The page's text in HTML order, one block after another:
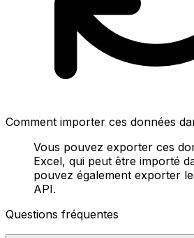
Comment importer ces données
Vous pouvez exporter ces
Excel, qui peut être importé
pouvez également exporter
API.
Questions fréquentes